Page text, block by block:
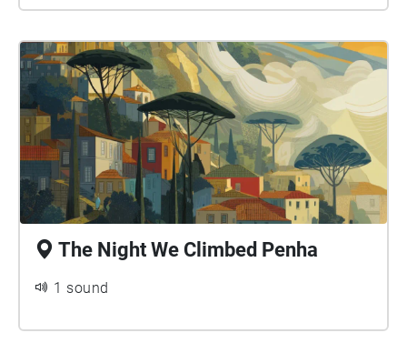
The Night We Climbed Penha
1 sound